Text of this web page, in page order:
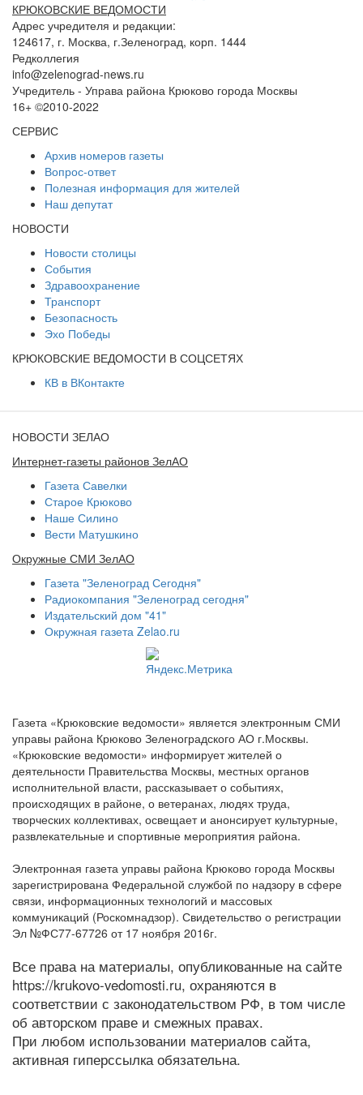
КРЮКОВСКИЕ ВЕДОМОСТИ
Адрес учредителя и редакции:
124617, г. Москва, г.Зеленоград, корп. 1444
Редколлегия
info@zelenograd-news.ru
Учредитель - Управа района Крюково города Москвы
16+ ©2010-2022
СЕРВИС
Архив номеров газеты
Вопрос-ответ
Полезная информация для жителей
Наш депутат
НОВОСТИ
Новости столицы
События
Здравоохранение
Транспорт
Безопасность
Эхо Победы
КРЮКОВСКИЕ ВЕДОМОСТИ В СОЦСЕТЯХ
КВ в ВКонтакте
НОВОСТИ ЗЕЛАО
Интернет-газеты районов ЗелАО
Газета Савелки
Старое Крюково
Наше Силино
Вести Матушкино
Окружные СМИ ЗелАО
Газета "Зеленоград Сегодня"
Радиокомпания "Зеленоград сегодня"
Издательский дом "41"
Окружная газета Zelao.ru
Газета «Крюковские ведомости» является электронным СМИ
управы района Крюково Зеленоградского АО г.Москвы.
«Крюковские ведомости» информирует жителей о
деятельности Правительства Москвы, местных органов
исполнительной власти, рассказывает о событиях,
происходящих в районе, о ветеранах, людях труда,
творческих коллективах, освещает и анонсирует культурные,
развлекательные и спортивные мероприятия района.
Электронная газета управы района Крюково города Москвы
зарегистрирована Федеральной службой по надзору в сфере
связи, информационных технологий и массовых
коммуникаций (Роскомнадзор). Свидетельство о регистрации
Эл №ФС77-67726 от 17 ноября 2016г.
Все права на материалы, опубликованные на сайте
https://krukovo-vedomosti.ru, охраняются в
соответствии с законодательством РФ, в том числе
об авторском праве и смежных правах.
При любом использовании материалов сайта,
активная гиперссылка обязательна.